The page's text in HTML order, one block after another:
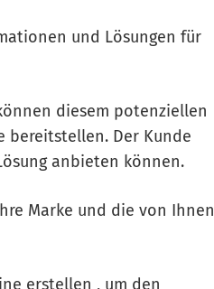
und Lösungen für
diesem potenziellen
bereitstellen. Der Kunde
anbieten können.
Marke und die von Ihnen
erstellen , um den